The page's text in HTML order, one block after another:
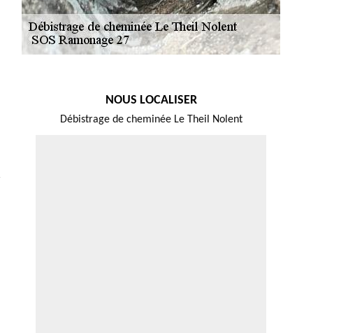
NOUS LOCALISER
Débistrage de cheminée Le Theil Nolent